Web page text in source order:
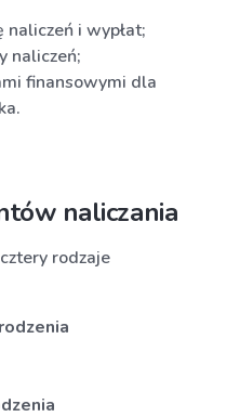
i wypłat;
naliczeń;
finansowymi dla
naliczania
rodzaje